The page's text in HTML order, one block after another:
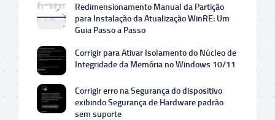
Redimensionamento Manual da Partição
para Instalação da Atualização WinRE: Um
Guia Passo a Passo
Corrigir para Ativar Isolamento do Núcleo de
Integridade da Memória no Windows 10/11
Corrigir erro na Segurança do dispositivo
exibindo Segurança de Hardware padrão
sem suporte